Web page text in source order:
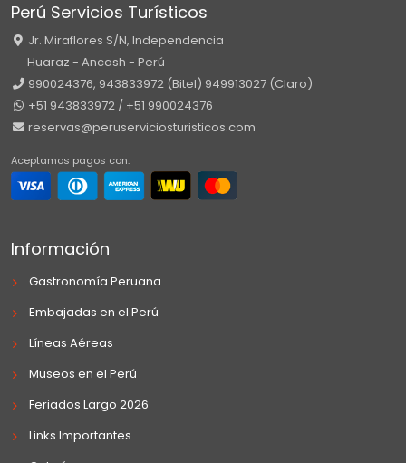
Perú Servicios Turísticos
Jr. Miraflores S/N, Independencia
Huaraz - Ancash - Perú
990024376, 943833972 (Bitel) 949913027 (Claro)
+51 943833972 / +51 990024376
reservas@peruserviciosturisticos.com
Aceptamos pagos con:
Información
Gastronomía Peruana
Embajadas en el Perú
Líneas Aéreas
Museos en el Perú
Feriados Largo 2026
Links Importantes